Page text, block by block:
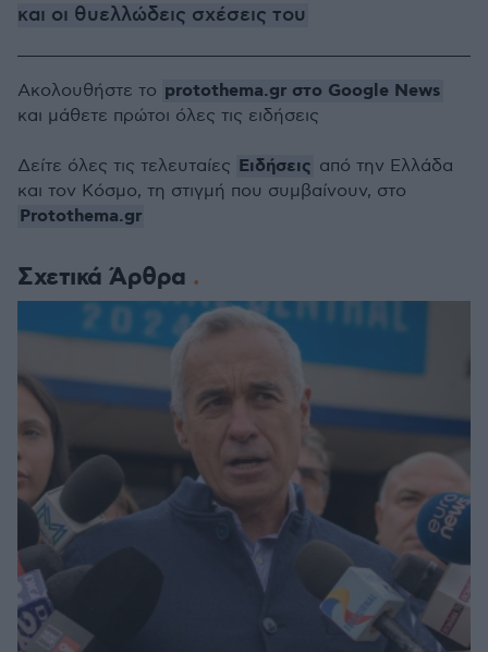
και οι θυελλώδεις σχέσεις του
Σχετικά Άρθρα
Ακολουθήστε το protothema.gr στο Google News
και μάθετε πρώτοι όλες τις ειδήσεις
Δείτε όλες τις τελευταίες Ειδήσεις από την Ελλάδα
και τον Κόσμο, τη στιγμή που συμβαίνουν, στο
Protothema.gr